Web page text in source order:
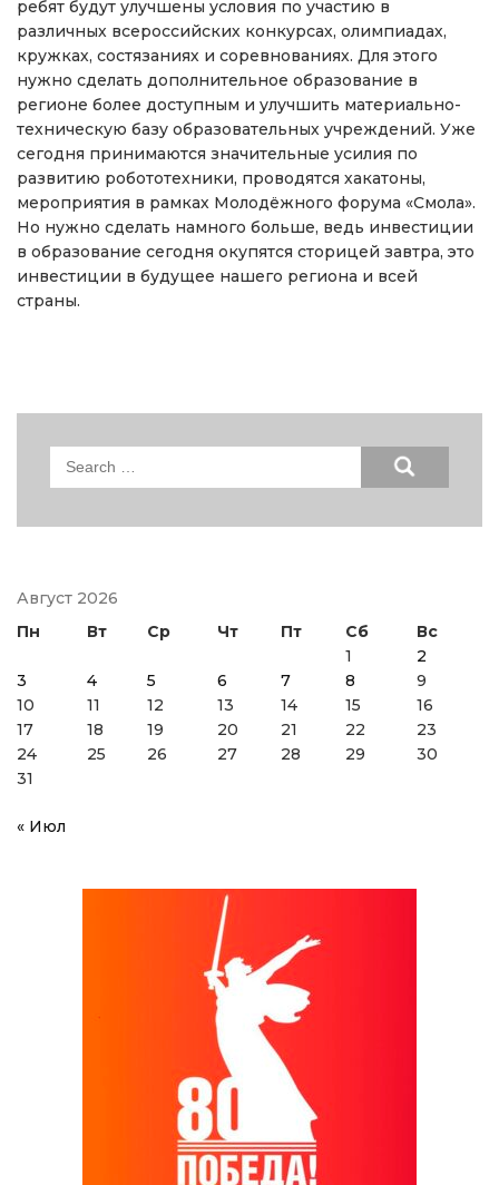
ребят будут улучшены условия по участию в
различных всероссийских конкурсах, олимпиадах,
кружках, состязаниях и соревнованиях. Для этого
нужно сделать дополнительное образование в
регионе более доступным и улучшить материально-
техническую базу образовательных учреждений. Уже
сегодня принимаются значительные усилия по
развитию робототехники, проводятся хакатоны,
мероприятия в рамках Молодёжного форума «Смола».
Но нужно сделать намного больше, ведь инвестиции
в образование сегодня окупятся сторицей завтра, это
инвестиции в будущее нашего региона и всей
страны.
Search
Август 2026
Пн
Вт Ср Чт Пт Сб
Вс
1
2
3
4 5 6 7 8
9
10
11 12 13 14 15
16
17
18 19 20 21 22
23
24
25 26 27 28 29
30
31
« Июл